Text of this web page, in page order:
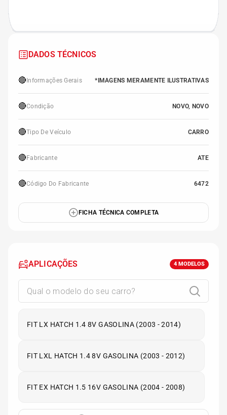
DADOS TÉCNICOS
🔴 Informações Gerais *IMAGENS MERAMENTE ILUSTRATIVAS
🔴Condição NOVO, NOVO
🔴Tipo De Veículo CARRO
🔴 Fabricante ATE
🔴Código Do Fabricante 6472
FICHA TÉCNICA COMPLETA
APLICAÇÕES 4 MODELOS
FIT LX HATCH 1.4 8V GASOLINA (2003 - 2014)
FIT LXL HATCH 1.4 8V GASOLINA (2003 - 2012)
FIT EX HATCH 1.5 16V GASOLINA (2004 - 2008)